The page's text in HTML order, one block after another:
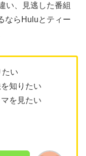
い、見逃した番組
ならHuluとティー
い
知りたい
を見たい